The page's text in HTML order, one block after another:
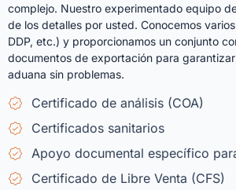
complejo. Nuestro experimentado equipo
de los detalles por usted. Conocemos
DDP, etc.) y proporcionamos un conjunto
documentos de exportación para
aduana sin problemas.
Certificado de análisis (COA)
Certificados sanitarios
Apoyo documental específico
Certificado de Libre Venta (CFS)